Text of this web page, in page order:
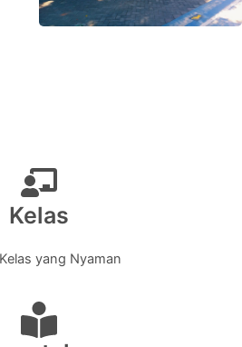
Kelas
yang Nyaman